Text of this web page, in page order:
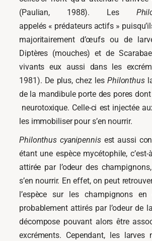
(Paulian, 1988). Les
appelés « prédateurs actifs »
majoritairement d’œufs ou de
Diptères (mouches) et de
vivants eux aussi dans les
1981). De plus, chez les Philonthus
de la mandibule porte des pores
neurotoxique. Celle-ci est injectée
les immobiliser pour s’en nourrir.
Philonthus cyanipennisest aussi
étant une espèce mycétophile, c’est-
attirée par l’odeur des
s’en nourrir. En effet, on peut
l’espèce sur les champignons en
probablement attirés par l’odeur de
décompose pouvant alors être
excréments. Cependant, les